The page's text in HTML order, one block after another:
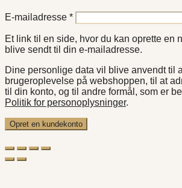
E-mailadresse *Påkrævet
Et link til en side, hvor du kan oprette en
blive sendt til din e-mailadresse.
Dine personlige data vil blive anvendt til
brugeroplevelse på webshoppen, til at
til din konto, og til andre formål, som er
Politik for personoplysninger.
Opret en kundekonto